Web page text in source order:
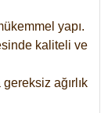
yapı.
kaliteli ve
ağırlık